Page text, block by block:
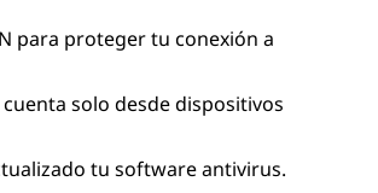
para proteger tu conexión a
solo desde dispositivos
tu software antivirus.